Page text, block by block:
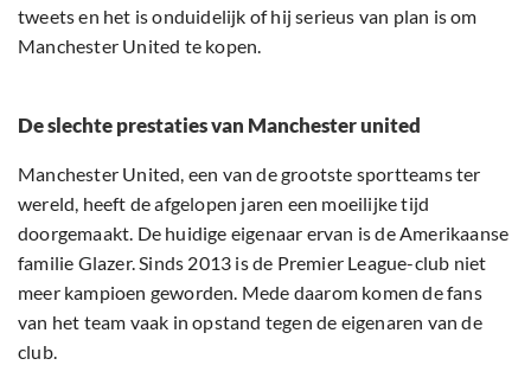
tweets en het is onduidelijk of hij serieus van plan is om
Manchester United te kopen.
De slechte prestaties van Manchester united
Manchester United, een van de grootste sportteams ter
wereld, heeft de afgelopen jaren een moeilijke tijd
doorgemaakt. De huidige eigenaar ervan is de Amerikaanse
familie Glazer. Sinds 2013 is de Premier League-club niet
meer kampioen geworden. Mede daarom komen de fans
van het team vaak in opstand tegen de eigenaren van de
club.